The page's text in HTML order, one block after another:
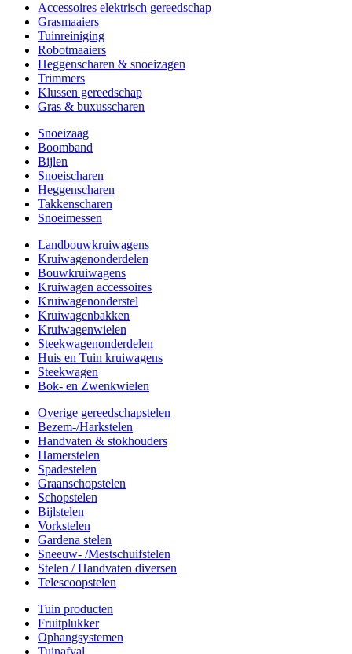
Accessoires elektrisch gereedschap
Grasmaaiers
Tuinreiniging
Robotmaaiers
Heggenscharen & snoeizagen
Trimmers
Klussen gereedschap
Gras & buxusscharen
Snoeizaag
Boomband
Bijlen
Snoeischaren
Heggenscharen
Takkenscharen
Snoeimessen
Landbouwkruiwagens
Kruiwagenonderdelen
Bouwkruiwagens
Kruiwagen accessoires
Kruiwagenonderstel
Kruiwagenbakken
Kruiwagenwielen
Steekwagenonderdelen
Huis en Tuin kruiwagens
Steekwagen
Bok- en Zwenkwielen
Overige gereedschapstelen
Bezem-/Harkstelen
Handvaten & stokhouders
Hamerstelen
Spadestelen
Graanschopstelen
Schopstelen
Bijlstelen
Vorkstelen
Gardena stelen
Sneeuw- /Mestschuifstelen
Stelen / Handvaten diversen
Telescoopstelen
Tuin producten
Fruitplukker
Ophangsystemen
Tuinafval